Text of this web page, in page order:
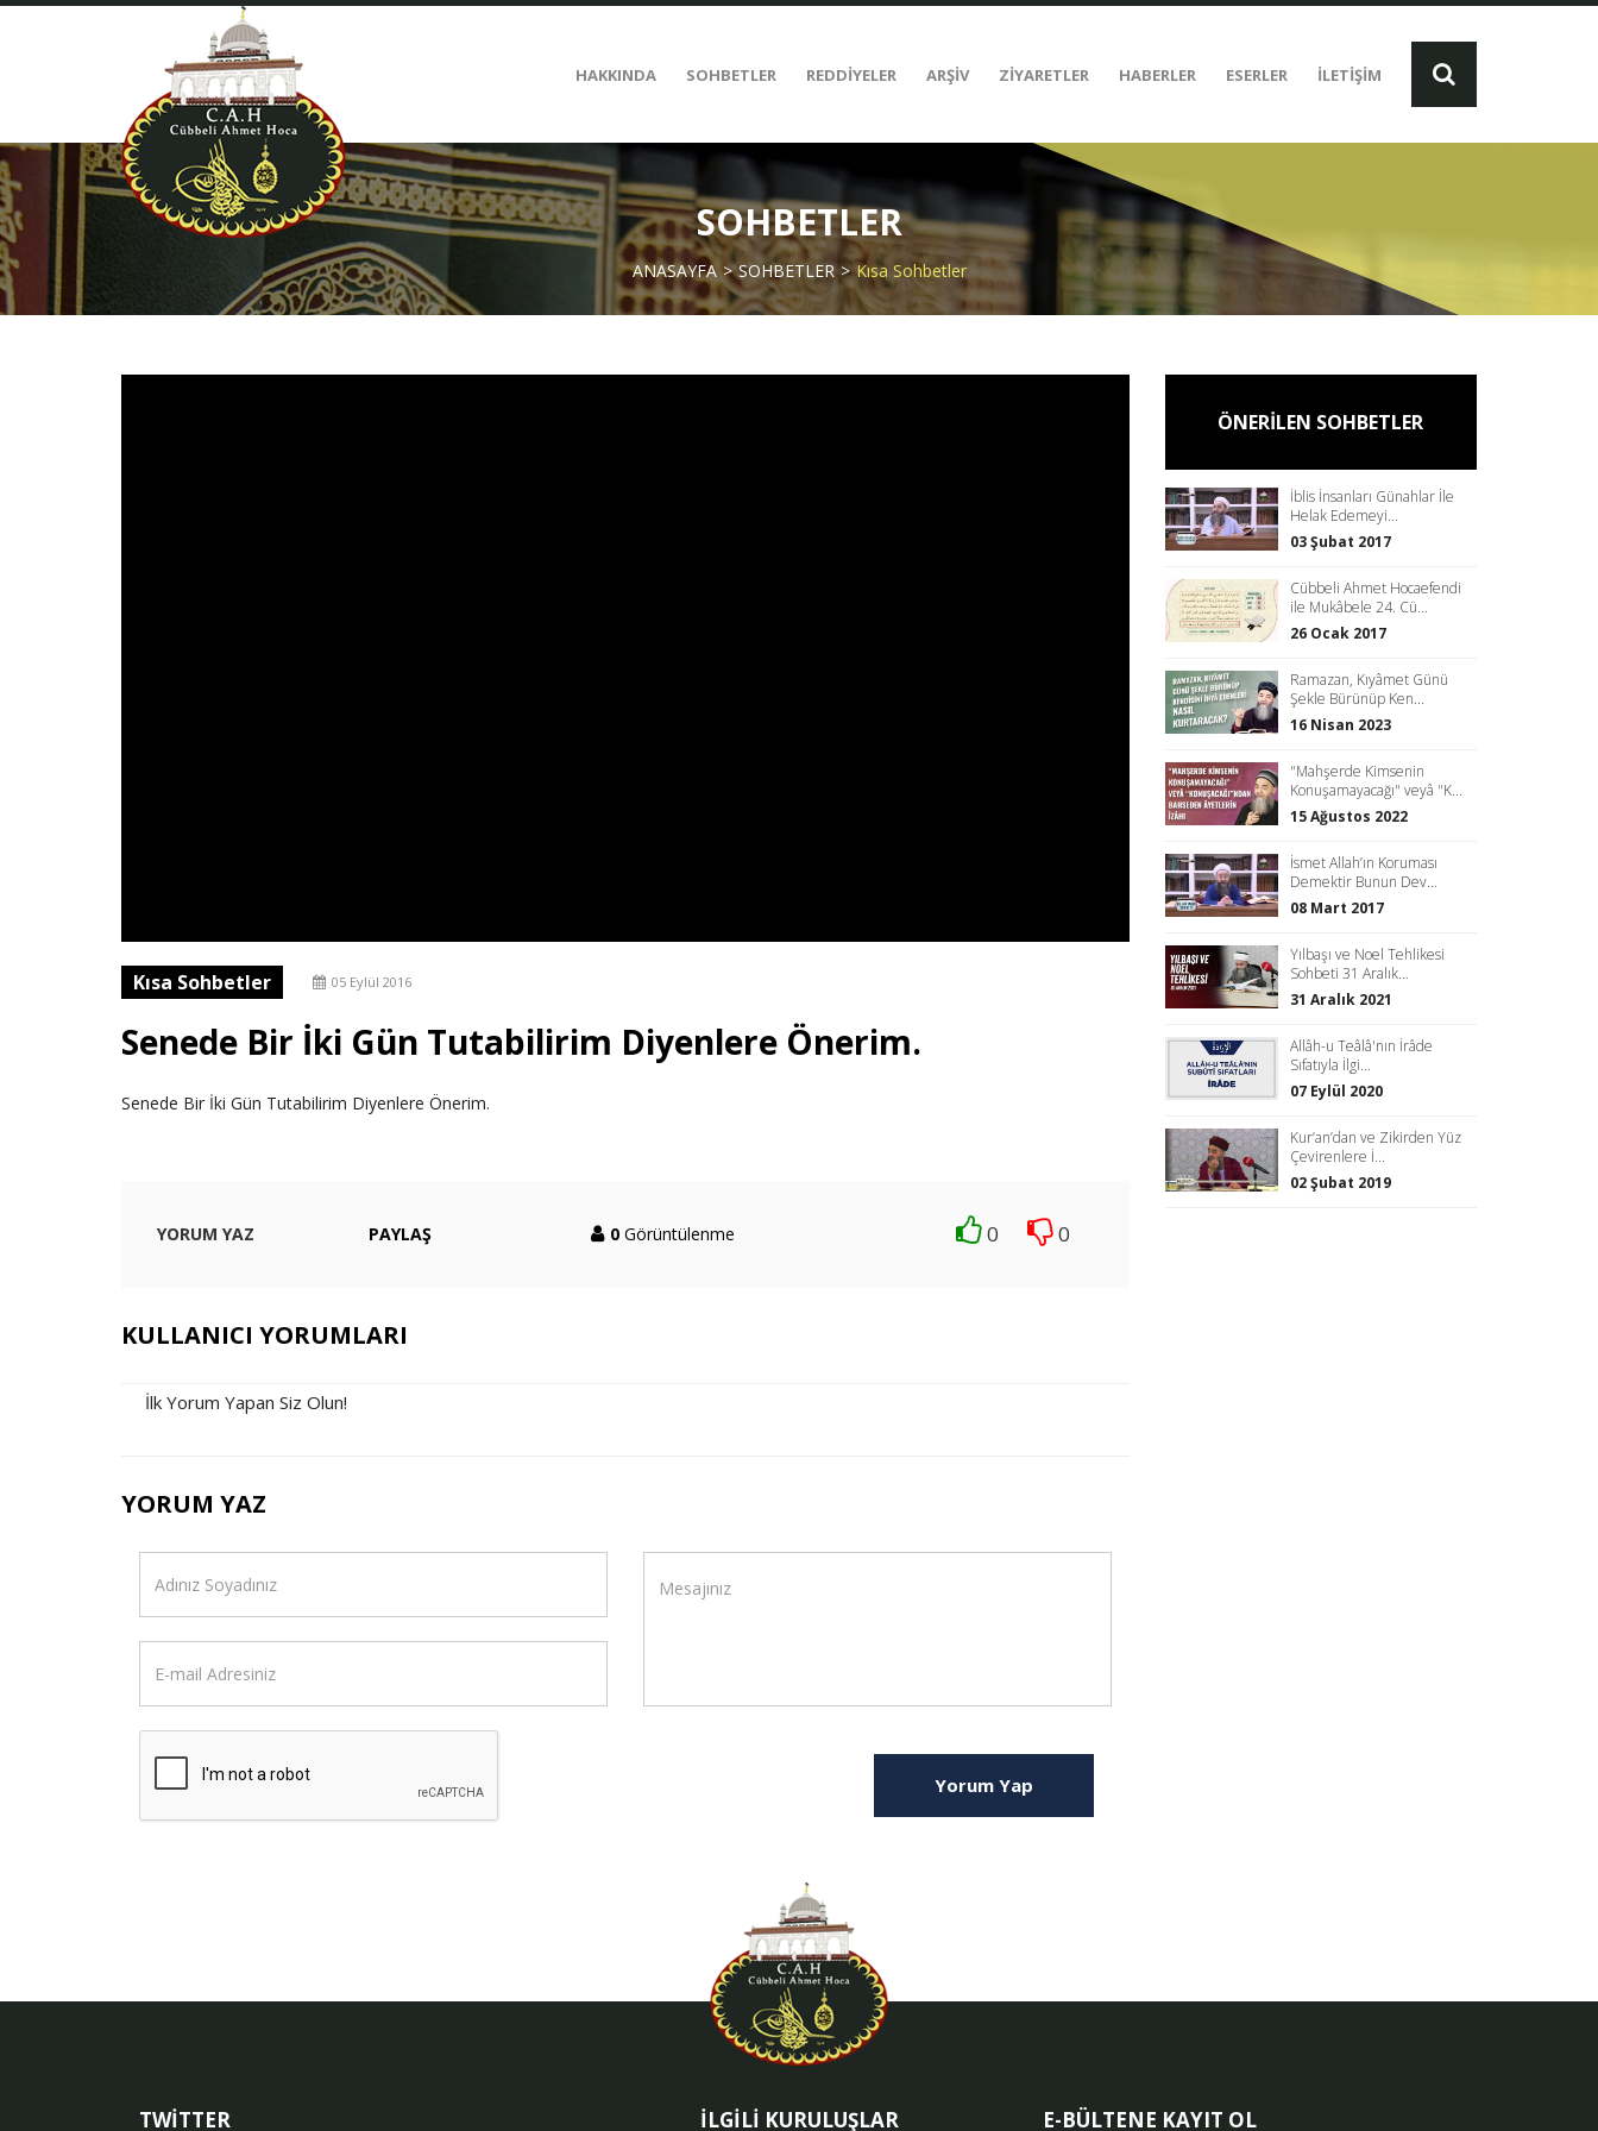
HAKKINDA SOHBETLER REDDİYELER ARŞİV ZİYARETLER HABERLER ESERLER İLETİŞİM
SOHBETLER
ANASAYFA SOHBETLER Kısa Sohbetler
Kısa Sohbetler 05 Eylül 2016
Senede Bir İki Gün Tutabilirim Diyenlere Önerim.
Senede Bir İki Gün Tutabilirim Diyenlere Önerim.
YORUM YAZ PAYLAŞ 0 Görüntülenme 0 0
KULLANICI YORUMLARI
İlk Yorum Yapan Siz Olun!
YORUM YAZ
Yorum Yap
ÖNERİLEN SOHBETLER
İblis İnsanları Günahlar İle
Helak Edemeyi...
03 Şubat 2017
Cübbeli Ahmet Hocaefendi
ile Mukâbele 24. Cü...
26 Ocak 2017
Ramazan, Kıyâmet Günü
Şekle Bürünüp Ken...
16 Nisan 2023
"Mahşerde Kimsenin
Konuşamayacağı" veyâ "K...
15 Ağustos 2022
İsmet Allah’ın Koruması
Demektir Bunun Dev...
08 Mart 2017
Yılbaşı ve Noel Tehlikesi
Sohbeti 31 Aralık...
31 Aralık 2021
Allâh-u Teâlâ'nın İrâde
Sıfatıyla İlgi...
07 Eylül 2020
Kur’an’dan ve Zikirden Yüz
Çevirenlere İ...
02 Şubat 2019
TWİTTER İLGİLİ KURULUŞLAR E-BÜLTENE KAYIT OL